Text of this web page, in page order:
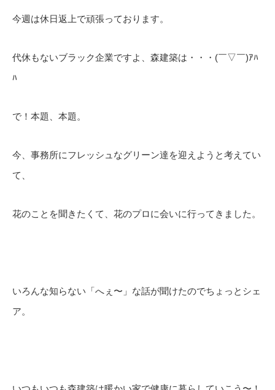
今週は休日返上で頑張っております。
代休もないブラック企業ですよ、森建築は・・・(￣▽￣)ｱﾊ
ﾊ
で！本題、本題。
今、事務所にフレッシュなグリーン達を迎えようと考えてい
て、
花のことを聞きたくて、花のプロに会いに行ってきました。
いろんな知らない「へぇ〜」な話が聞けたのでちょっとシェ
ア。